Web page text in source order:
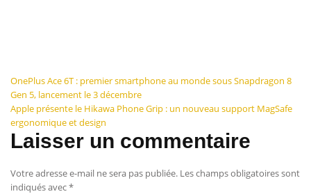
Navigation
de
l’article
OnePlus Ace 6T : premier smartphone au monde sous Snapdragon 8
Gen 5, lancement le 3 décembre
Apple présente le Hikawa Phone Grip : un nouveau support MagSafe
ergonomique et design
Laisser un commentaire
Votre adresse e-mail ne sera pas publiée. Les champs obligatoires sont
indiqués avec*